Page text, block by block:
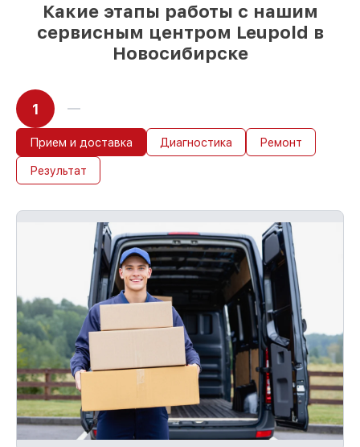
Сохранность техники под нашей
гарантией
поломке по нашей ответственности,
оплачиваем восстановление.
До 36 месяцев на повторный сервис
устройств
При наличии гарантийного талона и
без оплаты и без задержек.
Какие этапы работы с нашим
сервисным центром Leupold в
Новосибирске
1
Прием и доставка Диагностика Ремонт
Результат